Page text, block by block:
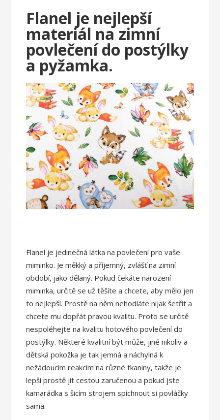
Flanel je nejlepší
materiál na zimní
povlečení do postýlky
a pyžamka.
Flanel je jedinečná látka na povlečení pro vaše
miminko. Je měkký a příjemný, zvlášť na zimní
období, jako dělaný. Pokud čekáte narození
miminka, určitě se už těšíte a chcete, aby mělo jen
to nejlepší. Prostě na něm nehodláte nijak šetřit a
chcete mu dopřát pravou kvalitu. Proto se určitě
nespoléhejte na kvalitu hotového povlečení do
postýlky. Některé kvalitní být může, jiné nikoliv a
dětská pokožka je tak jemná a náchylná k
nežádoucím reakcím na různé tkaniny, takže je
lepší prostě jít cestou zaručenou a pokud jste
kamarádka s šicím strojem spíchnout si povláčky
sama.